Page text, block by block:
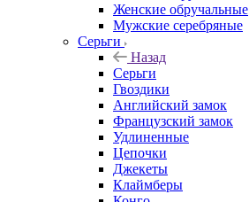
Женские обручальные
Мужские серебряные
Серьги
Назад
Серьги
Гвоздики
Английский замок
Французский замок
Удлиненные
Цепочки
Джекеты
Клаймберы